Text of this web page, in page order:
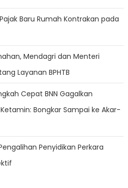
Baru Rumah Kontrakan pada
Mendagri dan Menteri
Layanan BPHTB
Cepat BNN Gagalkan
Bongkar Sampai ke Akar-
Penyidikan Perkara